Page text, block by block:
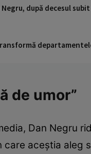
după decesul
de umor”
Dan Negru
aceștia aleg